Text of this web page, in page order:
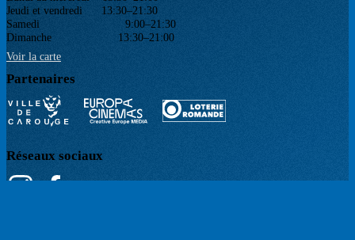
Jeudi et vendredi 13:30–21:30
Samedi 9:00–21:30
Dimanche 13:30–21:00
Voir la carte
Partenaires
Réseaux sociaux